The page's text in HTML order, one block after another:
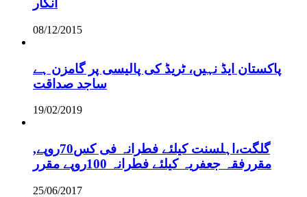
انکار
08/12/2015
پاکستان ایڈ نہیں، ٹریڈ کی پالیسی پر گامزن ہے
ساجد صداقت
19/02/2019
,گلگت،اہلسنت کیلئے فطرانہ فی کس70روپے
مقررفقہ جعفریہ کیلئے فطرانہ 100روپے مقرر
25/06/2017